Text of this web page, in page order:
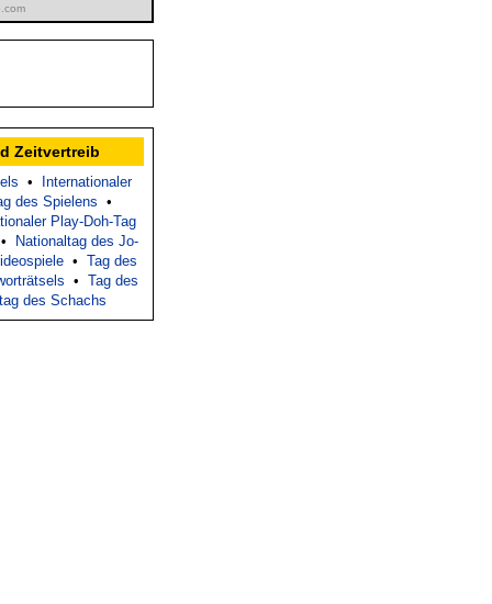
Zeitvertreib
•
Internationaler
des Spielens •
Play-Doh-Tag
Nationaltag des Jo-
• Tag des
• Tag des
des Schachs